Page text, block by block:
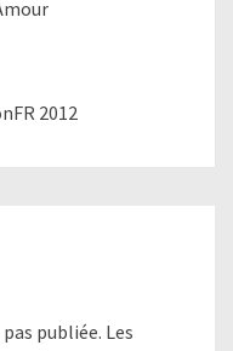
2012
publiée. Les